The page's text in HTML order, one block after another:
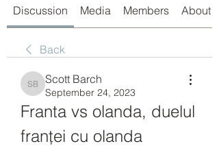
Discussion Media Members About
Back
Scott Barch
Scott Barch
September 24, 2023
Franta vs olanda, duelul
franței cu olanda